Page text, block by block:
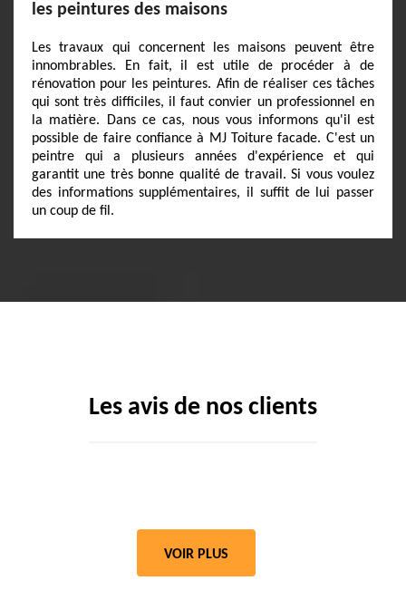
les peintures des maisons
Les travaux qui concernent les maisons peuvent être
innombrables. En fait, il est utile de procéder à de
rénovation pour les peintures. Afin de réaliser ces tâches
qui sont très difficiles, il faut convier un professionnel en
la matière. Dans ce cas, nous vous informons qu'il est
possible de faire confiance à MJ Toiture facade. C'est un
peintre qui a plusieurs années d'expérience et qui
garantit une très bonne qualité de travail. Si vous voulez
des informations supplémentaires, il suffit de lui passer
un coup de fil.
Les avis de nos clients
VOIR PLUS